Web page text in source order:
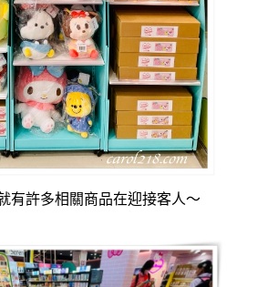
有許多相關商品在迎接客人～